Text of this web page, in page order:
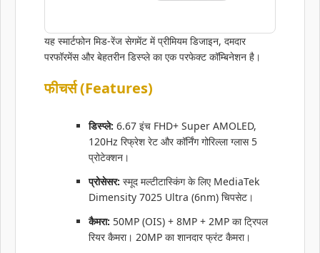
यह स्मार्टफोन मिड-रेंज सेगमेंट में प्रीमियम डिजाइन, दमदार
परफॉरमेंस और बेहतरीन डिस्प्ले का एक परफेक्ट कॉम्बिनेशन है।
फीचर्स (Features)
डिस्प्ले: 6.67 इंच FHD+ Super AMOLED,
120Hz रिफ्रेश रेट और कॉर्निंग गोरिल्ला ग्लास 5
प्रोटेक्शन।
प्रोसेसर: स्मूद मल्टीटास्किंग के लिए MediaTek
Dimensity 7025 Ultra (6nm) चिपसेट।
कैमरा: 50MP (OIS) + 8MP + 2MP का ट्रिपल
रियर कैमरा। 20MP का शानदार फ्रंट कैमरा।